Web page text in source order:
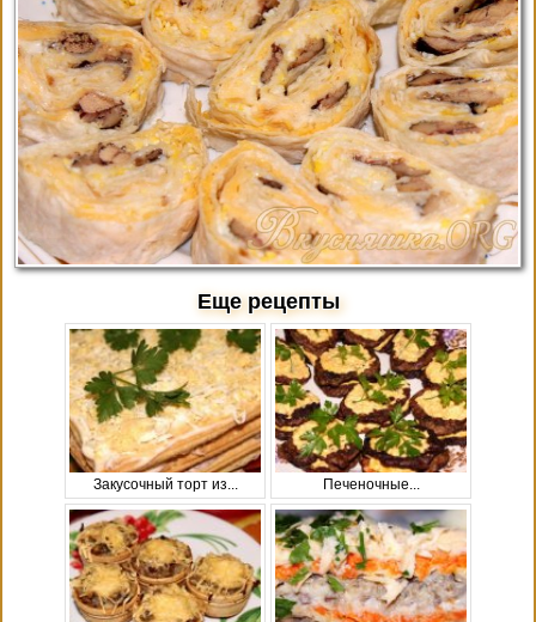
Еще рецепты
Закусочный торт из... Печеночные...